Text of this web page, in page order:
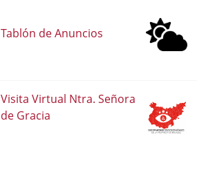
Tablón de Anuncios
Visita Virtual Ntra. Señora
de Gracia